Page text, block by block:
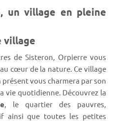
un village en pleine
village
de Sisteron, Orpierre vous
cœur de la nature. Ce village
vous charmera par son
vie quotidienne. Découvrez la
, le quartier des pauvres,
ainsi que toutes les petites